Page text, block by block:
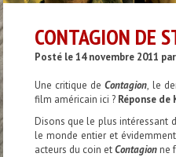
CONTAGION DE
Posté le 14 novembre 2011 par
Une critique deContagion, le
film américain ici ? Réponse de
Disons que le plus intéressant
le monde entier et
acteurs du coin etContagionne